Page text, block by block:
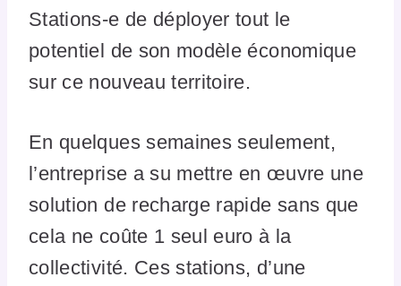
Stations-e de déployer tout le
potentiel de son modèle économique
sur ce nouveau territoire.
En quelques semaines seulement,
l’entreprise a su mettre en œuvre une
solution de recharge rapide sans que
cela ne coûte 1 seul euro à la
collectivité. Ces stations, d’une